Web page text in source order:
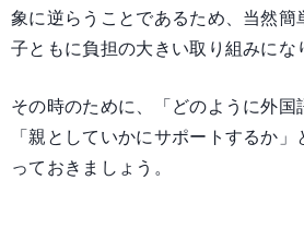
象に逆らうことであるため、当然簡
子ともに負担の大きい取り組みにな
その時のために、「どのように外国
「親としていかにサポートするか
っておきましょう。